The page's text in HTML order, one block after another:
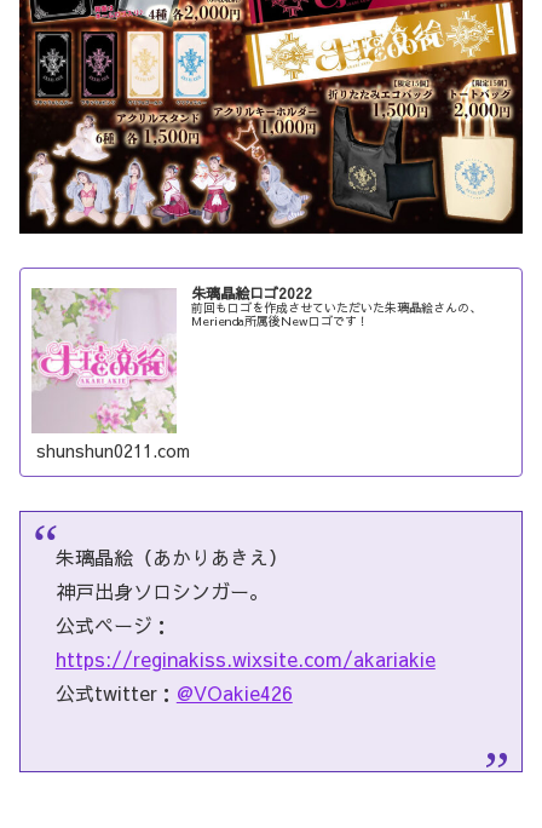
朱璃晶絵ロゴ2022
前回もロゴを作成させていただいた朱璃晶絵さんの、
Merienda所属後Newロゴです！
shunshun0211.com
朱璃晶絵（あかりあきえ）
神戸出身ソロシンガー。
公式ページ：
https://reginakiss.wixsite.com/akariakie
公式twitter： @VOakie426